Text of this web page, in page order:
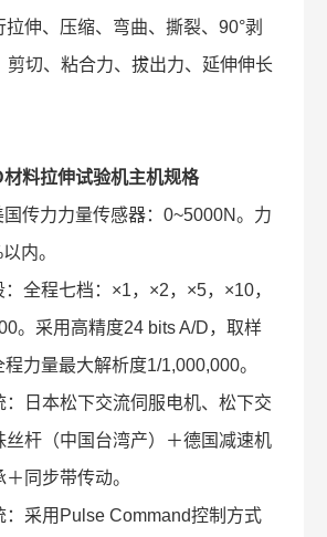
伸、压缩、弯曲、撕裂、90°剥
剪切、粘合力、拔出力、延伸伸长
料拉伸试验机主机规格
力力量传感器：0~5000N。力
内。
程七档：×1，×2，×5，×10，
。采用高精度24 bits A/D，取样
力量最大解析度1/1,000,000。
日本松下交流伺服电机、松下交
丝杆（中国台湾产）＋德国减速机
同步带传动。
采用Pulse Command控制方式